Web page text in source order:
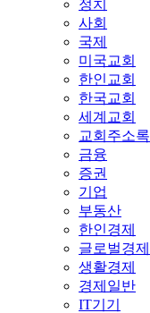
정치
사회
국제
미국교회
한인교회
한국교회
세계교회
교회주소록
금융
증권
기업
부동산
한인경제
글로벌경제
생활경제
경제일반
IT기기